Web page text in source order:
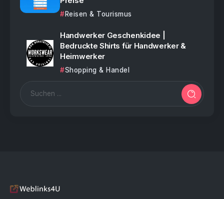
Reisen & Tourismus
Handwerker Geschenkidee |
Bedruckte Shirts für Handwerker &
Heimwerker
Shopping & Handel